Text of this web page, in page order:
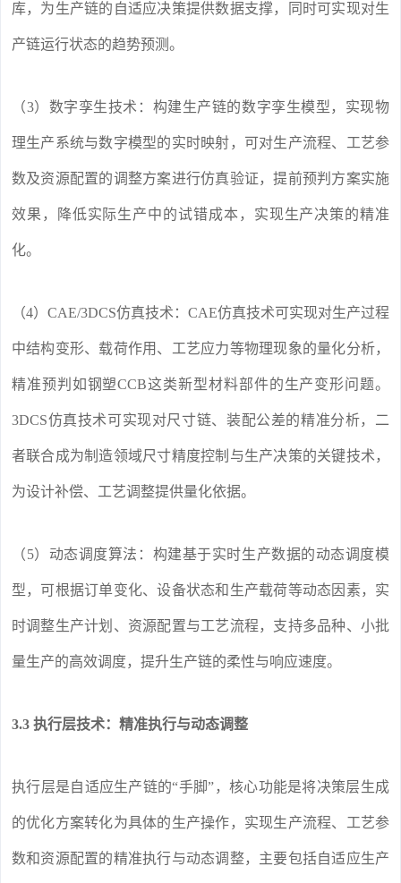
库，为生产链的自适应决策提供数据支撑，同时可实现对生
产链运行状态的趋势预测。
（3）数字孪生技术：构建生产链的数字孪生模型，实现物
理生产系统与数字模型的实时映射，可对生产流程、工艺参
数及资源配置的调整方案进行仿真验证，提前预判方案实施
效果，降低实际生产中的试错成本，实现生产决策的精准
化。
（4）CAE/3DCS仿真技术：CAE仿真技术可实现对生产过程
中结构变形、载荷作用、工艺应力等物理现象的量化分析，
精准预判如钢塑CCB这类新型材料部件的生产变形问题。
3DCS仿真技术可实现对尺寸链、装配公差的精准分析，二
者联合成为制造领域尺寸精度控制与生产决策的关键技术，
为设计补偿、工艺调整提供量化依据。
（5）动态调度算法：构建基于实时生产数据的动态调度模
型，可根据订单变化、设备状态和生产载荷等动态因素，实
时调整生产计划、资源配置与工艺流程，支持多品种、小批
量生产的高效调度，提升生产链的柔性与响应速度。
3.3 执行层技术：精准执行与动态调整
执行层是自适应生产链的“手脚”，核心功能是将决策层生成
的优化方案转化为具体的生产操作，实现生产流程、工艺参
数和资源配置的精准执行与动态调整，主要包括自适应生产